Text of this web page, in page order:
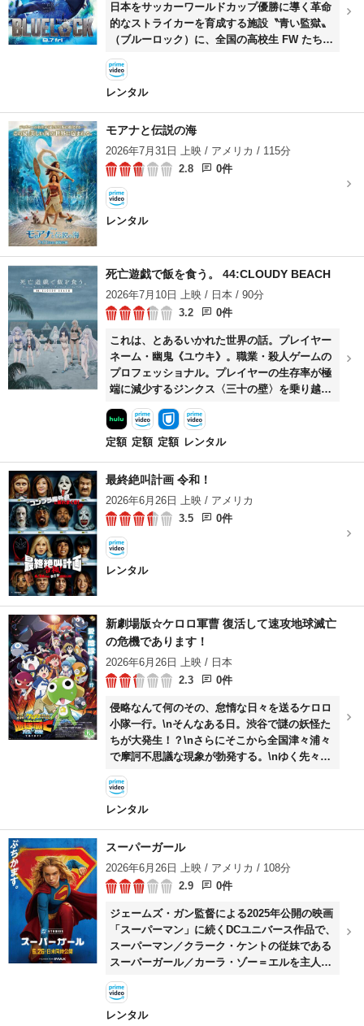
日本をサッカーワールドカップ優勝に導く革命
的なストライカーを育成する施設〝青い監獄〟
（ブルーロック）に、全国の高校生 FW たち
300 人が招集された。勝ち上がれるのはたった
ひとり、敗者は日本代表入りの権利を生涯失う
という熾烈なサバイバルマッチに、己のサッカ
の座を掴み取れ―― 生き残れるのは、誰だ？
レンタル
モアナと伝説の海
2026年7月31日 上映 / アメリカ / 115分
2.8
0件
レンタル
死亡遊戯で飯を食う。 44:CLOUDY BEACH
2026年7月10日 上映 / 日本 / 90分
3.2
0件
これは、とあるいかれた世界の話。プレイヤー
ネーム・幽鬼《ユウキ》。職業・殺人ゲームの
プロフェッショナル。プレイヤーの生存率が極
端に減少するジンクス〈三十の壁〉を乗り越
え、幽鬼は歩き続ける。死が隣り合わせのゲー
ム。続いて挑むは絶海の孤島。そこに集められ
たのは８人のプレイヤー。幽鬼が見知った熟練
ィビーチ》。壁を越えた先には、壁を越えた人
しかいない。彼女は今日も、死亡遊戯で飯を食
う。
定額 定額 定額 レンタル
最終絶叫計画 令和！
2026年6月26日 上映 / アメリカ
3.5
0件
レンタル
新劇場版☆ケロロ軍曹 復活して速攻地球滅亡
の危機であります！
2026年6月26日 上映 / 日本
2.3
0件
侵略なんて何のその、怠惰な日々を送るケロロ
小隊一行。\nそんなある日。渋谷で謎の妖怪た
ちが大発生！？\nさらにそこから全国津々浦々
で摩訶不思議な現象が勃発する。\nゆく先々で
遭遇する謎の文字、そして暗躍する“天才発明
家”の影。\n新たな侵略者に危機感を覚えたケ
ロロ小隊が、侵略者のプライドをかけて立ち上
――\n『ケロロ軍曹』史上最強の敵に、最大ス
ケールの戦いと驚きがこの夏幕を開ける！
レンタル
スーパーガール
2026年6月26日 上映 / アメリカ / 108分
2.9
0件
ジェームズ・ガン監督による2025年公開の映画
「スーパーマン」に続くDCユニバース作品で、
スーパーマン／クラーク・ケントの従妹である
スーパーガール／カーラ・ゾー＝エルを主人公
に描いたヒーローアクション。 スーパーマンが
地球を救った後の世界。故郷クリプトン星を失
ったカーラ・ゾー＝エルは、唯一の心の拠りど
レンタル